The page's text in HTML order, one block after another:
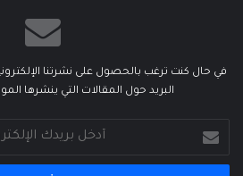
في حال كنت ترغب بالحصول على نشرتنا
البريد حول المقالات التي ينشرها
بريدك
الإلكتروني